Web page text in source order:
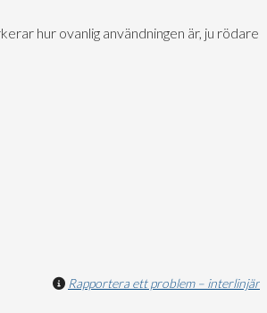
hur ovanlig användningen är, ju rödare
Rapportera ett problem – interlinjär